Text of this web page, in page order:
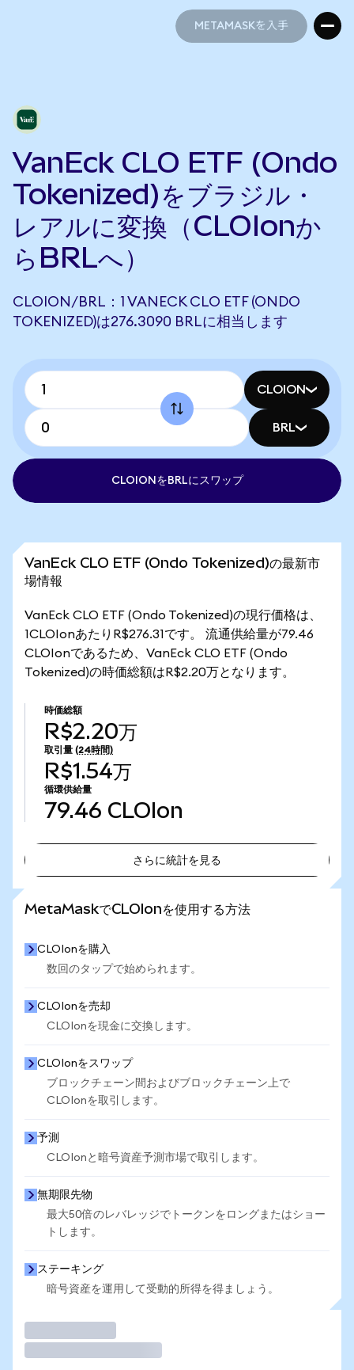
METAMASKを入手
VanEck CLO ETF (Ondo
Tokenized)をブラジル・
レアルに変換（CLOIonか
らBRLへ）
CLOION/BRL：1 VANECK CLO ETF (ONDO
TOKENIZED)は276.3090 BRLに相当します
CLOION
BRL
CLOIONをBRLにスワップ
VanEck CLO ETF (Ondo Tokenized)の最新市
場情報
VanEck CLO ETF (Ondo Tokenized)の現行価格は、
1CLOIonあたりR$276.31です。 流通供給量が79.46
CLOIonであるため、VanEck CLO ETF (Ondo
Tokenized)の時価総額はR$2.20万となります。
時価総額
R$2.20万
取引量 (24時間)
R$1.54万
循環供給量
79.46 CLOIon
さらに統計を見る
MetaMaskでCLOIonを使用する方法
CLOIonを購入
数回のタップで始められます。
CLOIonを売却
CLOIonを現金に交換します。
CLOIonをスワップ
ブロックチェーン間およびブロックチェーン上で
CLOIonを取引します。
予測
CLOIonと暗号資産予測市場で取引します。
無期限先物
最大50倍のレバレッジでトークンをロングまたはショー
トします。
ステーキング
暗号資産を運用して受動的所得を得ましょう。